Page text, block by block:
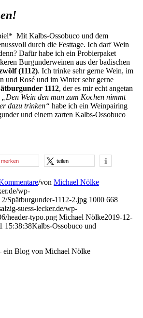
Mit Kalbs-Ossobuco und dem
durch die Festtage. Ich darf Wein
Dafür habe ich ein Probierpaket
Burgunderweinen aus der badischen
(1112). Ich trinke sehr gerne Wein, im
und Rosé und im Winter sehr gerne
1112, der es mir echt angetan
„Den Wein den man zum Kochen nimmt
dazu trinken“ habe ich ein Weinpairing
und einem zarten Kalbs-Ossobuco
merken teilen
/von Michael Nölke
wp-
Spätburgunder-1112-2.jpg 1000 668
suess-lecker.de/wp-
header-typo.png Michael Nölke2019-12-
15:38:38Kalbs-Ossobuco und
ein Blog von Michael Nölke